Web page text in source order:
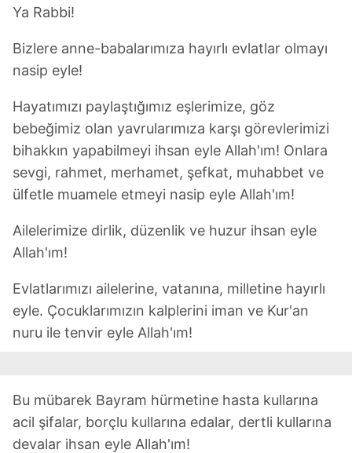
Ya Rabbi!
Bizlere anne-babalarımıza hayırlı evlatlar olmayı
nasip eyle!
Hayatımızı paylaştığımız eşlerimize, göz
bebeğimiz olan yavrularımıza karşı görevlerimizi
bihakkın yapabilmeyi ihsan eyle Allah'ım! Onlara
sevgi, rahmet, merhamet, şefkat, muhabbet ve
ülfetle muamele etmeyi nasip eyle Allah'ım!
Ailelerimize dirlik, düzenlik ve huzur ihsan eyle
Allah'ım!
Evlatlarımızı ailelerine, vatanına, milletine hayırlı
eyle. Çocuklarımızın kalplerini iman ve Kur'an
nuru ile tenvir eyle Allah'ım!
Bu mübarek Bayram hürmetine hasta kullarına
acil şifalar, borçlu kullarına edalar, dertli kullarına
devalar ihsan eyle Allah'ım!